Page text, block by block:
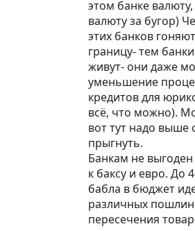
этом банке
валюту за бугор)
этих банков
границу- тем
живут- они даже
уменьшение
кредитов для
всё, что можно).
вот тут надо
прыгнуть.
Банкам не
к баксу и евро. До
бабла в бюджет
различных
пересечения